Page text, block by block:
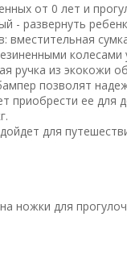
от 0 лет и
- развернуть
ручка из экокожи
позволят
приобрести ее для
для
ножки для